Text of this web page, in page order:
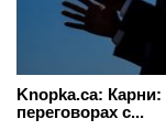
Knopka.ca:
переговорах с...